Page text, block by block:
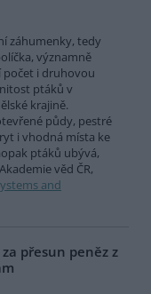
záhumenky, tedy
významně
počet i druhovou
ptáků v
krajině.
půdy, pestré
i vhodná místa ke
ptáků ubývá,
věd ČR,
and
přesun peněz z